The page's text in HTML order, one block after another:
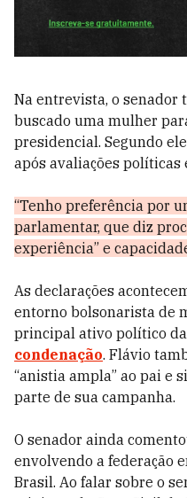
Na entrevista, o
buscado uma mulher
presidencial. Segundo
após avaliações políticas
“Tenho preferência por
parlamentar, que diz
experiência” e
As declarações
entorno bolsonarista de
principal ativo político
condenação. Flávio
“anistia ampla” ao pai e
parte de sua campanha.
O senador ainda
envolvendo a federação
Brasil. Ao falar sobre o